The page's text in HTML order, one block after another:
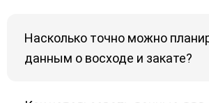
Насколько точно можно
данным о восходе и закате?